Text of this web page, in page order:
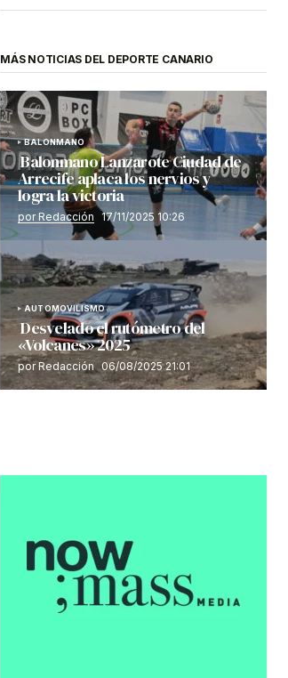
MÁS NOTICIAS DEL DEPORTE CANARIO
BALONMANO
Balonmano Lanzarote Ciudad de
Arrecife aplaca los nervios y
logra la victoria
por Redacción 17/11/2025 10:26
AUTOMOVILISMO
Desvelado el rutómetro del
«Volcanes» 2025
por Redacción 06/08/2025 21:01